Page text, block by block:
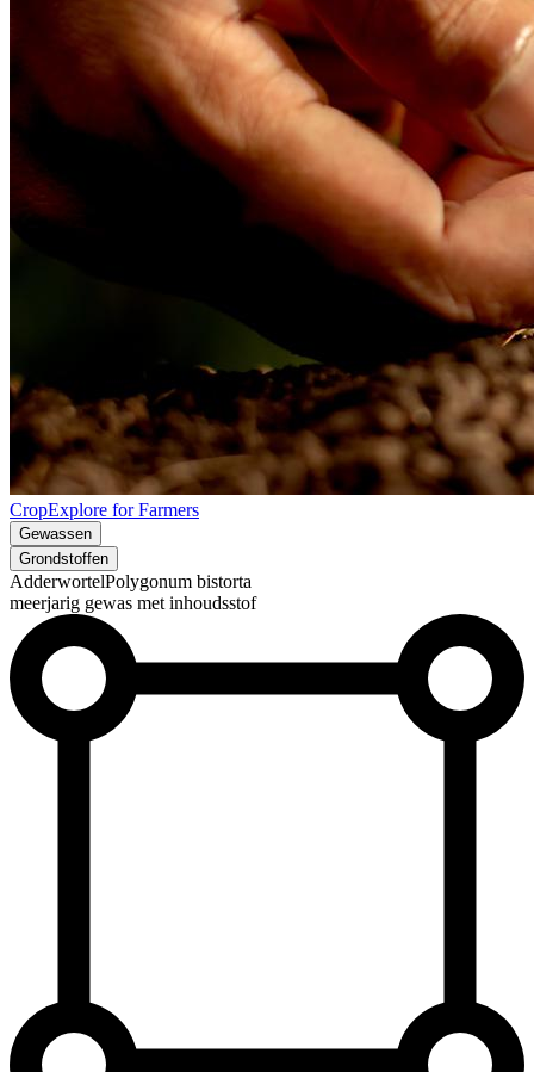
CropExplore for Farmers
Gewassen
Grondstoffen
AdderwortelPolygonum bistorta
meerjarig gewas met inhoudsstof